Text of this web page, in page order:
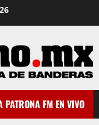
PATRONA FM EN VIVO